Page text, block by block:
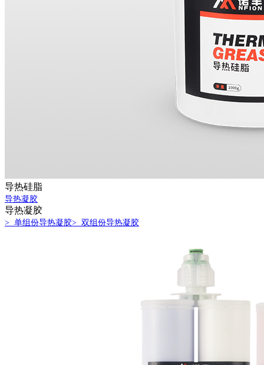
导热硅脂
导热凝胶
导热凝胶
> 单组份导热凝胶> 双组份导热凝胶